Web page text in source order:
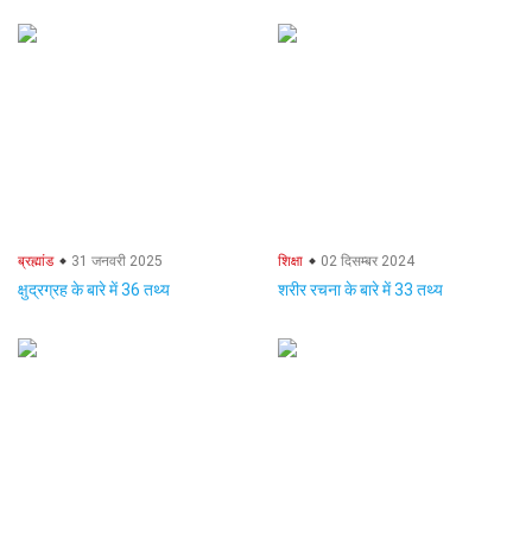
ब्रह्मांड 31 जनवरी 2025
क्षुद्रग्रह के बारे में 36 तथ्य
शिक्षा 02 दिसम्बर 2024
शरीर रचना के बारे में 33 तथ्य